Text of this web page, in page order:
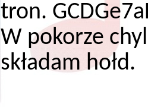
tron.
W pokorze
składam hołd.